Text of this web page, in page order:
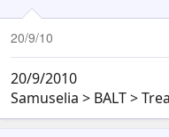
20/9/10
20/9/2010
Samuselia > BALT >